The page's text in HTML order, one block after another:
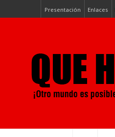
Presentación Enlaces